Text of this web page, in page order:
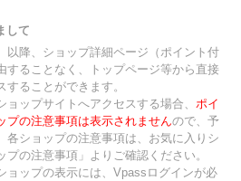
して
以降、ショップ詳細ページ（ポイント付
することなく、トップページ等から直接
ることができます。
ップサイトへアクセスする場合、 ポイ
プの注意事項は表示されませんので、予
各ショップの注意事項は、お気に入りシ
プの注意事項」よりご確認ください。
ョップの表示には、Vpassログインが必